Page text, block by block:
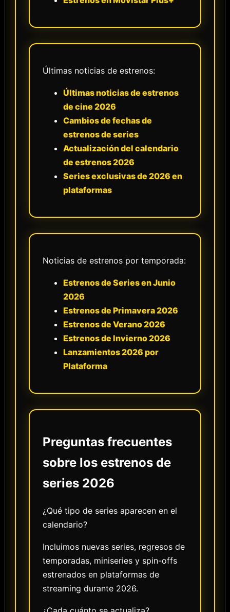
Últimas noticias de estrenos:
Últimas noticias de estrenos
de cine 2026
Cambios de fechas de
estrenos de series
Actualización del calendario
de estrenos 2026
Series exclusivas de 2026 en
plataformas
Noticias de estrenos por temporada:
Estrenos de Series en Junio
2026
Estrenos de Primavera 2026
Estrenos de Verano 2026
Estrenos de Invierno 2026
Lanzamientos 2026 por
Plataforma
Preguntas frecuentes
sobre los estrenos de
series 2026
¿Qué tipo de series aparecen en el
calendario?
Incluimos nuevas series, regresos de
temporadas, miniseries y spin-offs
estrenados en plataformas de
streaming durante 2026.